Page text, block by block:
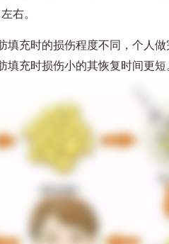
右。
充时的损伤程度不同，个人做
充时损伤小的其恢复时间更短